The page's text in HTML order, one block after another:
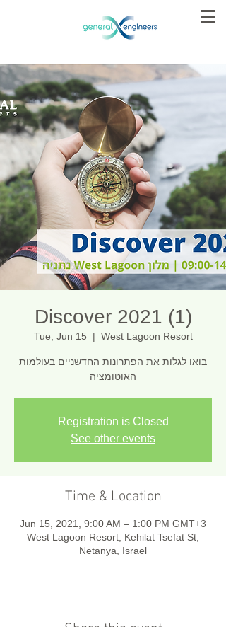
Discover 2021 (1)
Tue, Jun 15
  |
West Lagoon Resort
בואו לגלות את הפתרונות החדשניים בעולמות
האוטומציה
Registration is Closed
See other events
Time & Location
Jun 15, 2021, 9:00 AM – 1:00 PM GMT+3
West Lagoon Resort, Kehilat Tsefat St,
Netanya, Israel
Share this event